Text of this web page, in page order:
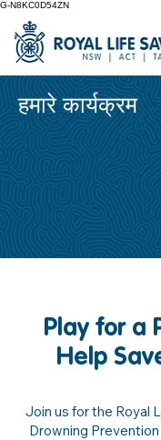
G-N8KC0D54ZN
हमारे कार्यक्रम
Play for a
Help
Join us for the Royal
Drowning